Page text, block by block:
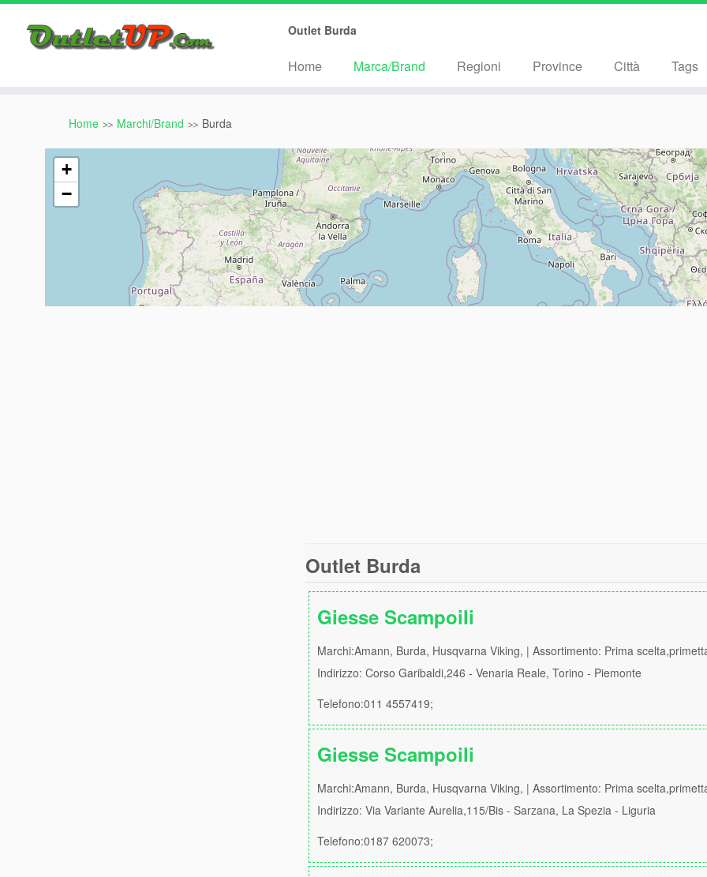
Array ( [0] => citta [1] => regione [2] => nome )
Outlet Burda
Home Marca/Brand Regioni Province Città Tags
Home Marchi/Brand Burda
+
−
Outlet Burda
Giesse Scampoili
Marchi:Amann, Burda, Husqvarna Viking, | Assortimento: Prima
Indirizzo: Corso Garibaldi,246 - Venaria Reale, Torino - Piemonte
Telefono:011 4557419;
Giesse Scampoili
Marchi:Amann, Burda, Husqvarna Viking, | Assortimento: Prima
Indirizzo: Via Variante Aurelia,115/Bis - Sarzana, La Spezia - Liguria
Telefono:0187 620073;